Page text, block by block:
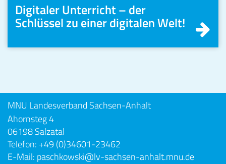
Digitaler Unterricht – der
Schlüssel zu einer digitalen Welt!
MNU Landesverband Sachsen-Anhalt
Ahornsteg 4
06198 Salzatal
Telefon: +49 (0)34601-23462
E-Mail: paschkowski@lv-sachsen-anhalt.mnu.de